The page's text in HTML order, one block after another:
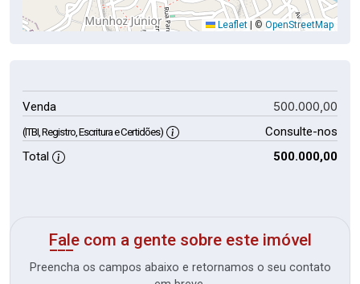
Leaflet © OpenStreetMap
Venda 500.000,00
(ITBI, Registro, Escritura e Certidões)
Consulte-nos
Total
500.000,00
Fale com a gente sobre este imóvel
Preencha os campos abaixo e retornamos o seu contato